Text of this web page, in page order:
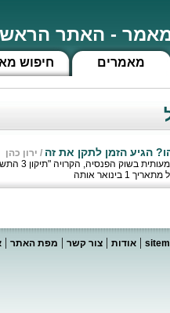
- האתר
חיפוש מאמרים
/ ירון כהן
אותה
אודות | צור קשר | מפת האתר | |